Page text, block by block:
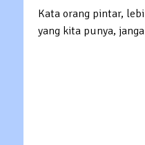
Kata orang pintar,
yang kita punya,